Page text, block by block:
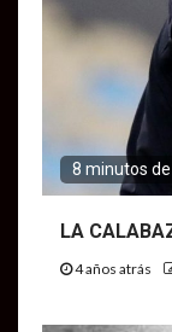
8 minutos
LA
4 años atrás